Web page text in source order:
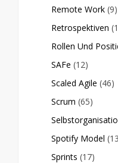
Remote Work (9)
Retrospektiven
Rollen Und
SAFe (12)
Scaled Agile (46)
Scrum (65)
Spotify Model
Sprints (17)